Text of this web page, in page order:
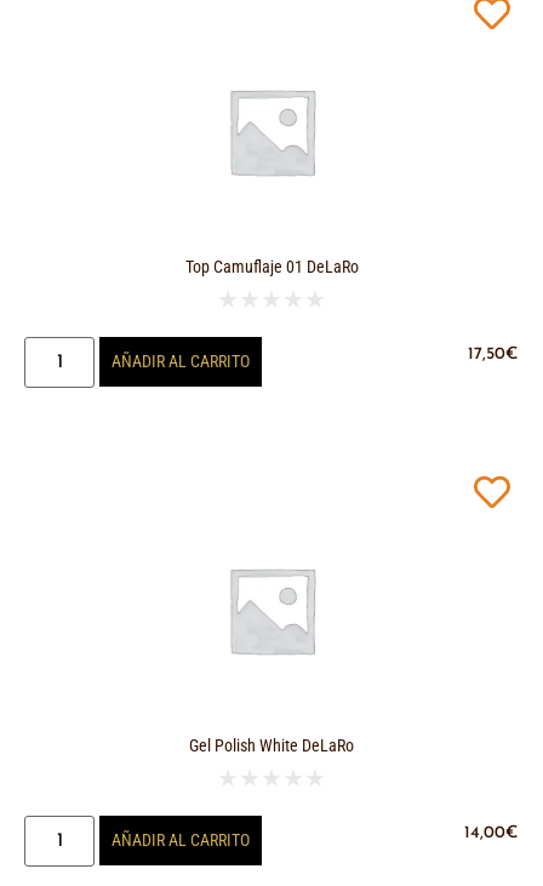
Top Camuflaje 01 DeLaRo
★ ★ ★ ★ ★
17,50€
AÑADIR AL CARRITO
Gel Polish White DeLaRo
★ ★ ★ ★ ★
14,00€
AÑADIR AL CARRITO